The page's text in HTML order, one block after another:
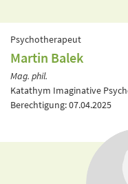
Psychotherapeut
Martin Balek
Mag. phil.
Katathym Imaginative
Berechtigung: 07.04.2025